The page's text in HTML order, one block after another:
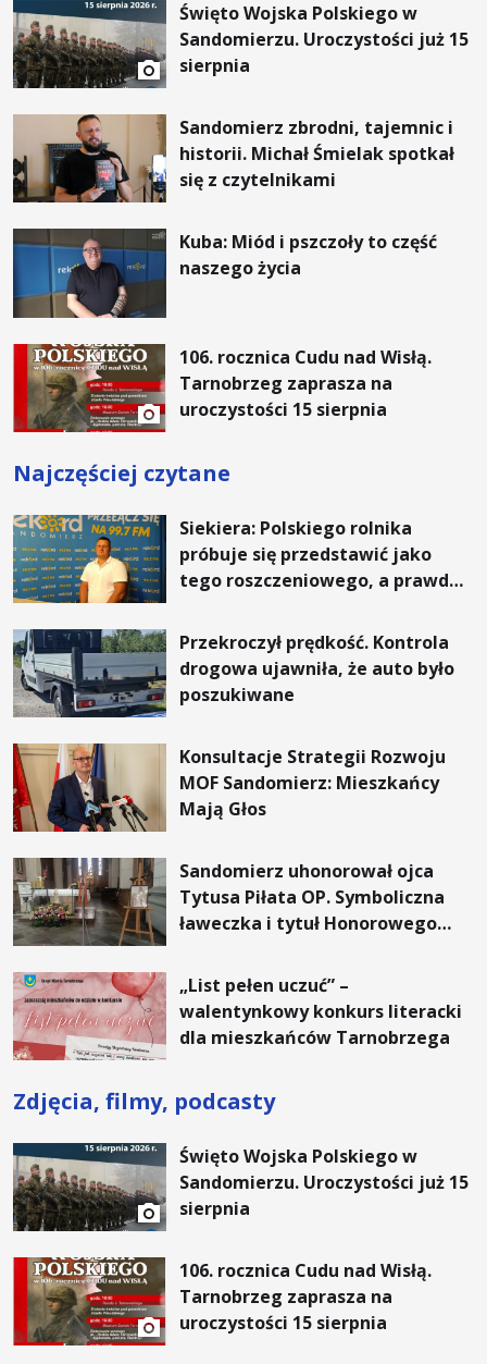
Święto Wojska Polskiego w
Sandomierzu. Uroczystości już 15
sierpnia
Sandomierz zbrodni, tajemnic i
historii. Michał Śmielak spotkał
się z czytelnikami
Kuba: Miód i pszczoły to część
naszego życia
106. rocznica Cudu nad Wisłą.
Tarnobrzeg zaprasza na
uroczystości 15 sierpnia
Najczęściej czytane
Siekiera: Polskiego rolnika
próbuje się przedstawić jako
tego roszczeniowego, a prawda
Przekroczył prędkość. Kontrola
drogowa ujawniła, że auto było
poszukiwane
Konsultacje Strategii Rozwoju
MOF Sandomierz: Mieszkańcy
Mają Głos
Sandomierz uhonorował ojca
Tytusa Piłata OP. Symboliczna
ławeczka i tytuł Honorowego
„List pełen uczuć” –
walentynkowy konkurs literacki
dla mieszkańców Tarnobrzega
Zdjęcia, filmy, podcasty
Święto Wojska Polskiego w
Sandomierzu. Uroczystości już 15
sierpnia
106. rocznica Cudu nad Wisłą.
Tarnobrzeg zaprasza na
uroczystości 15 sierpnia